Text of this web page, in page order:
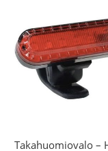
Takahuomiovalo –